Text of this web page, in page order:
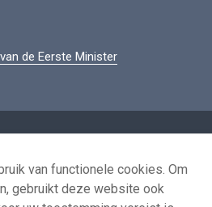
de Eerste Minister
voor het hergebruik
ons
van functionele cookies. Om
gebruikt deze website ook